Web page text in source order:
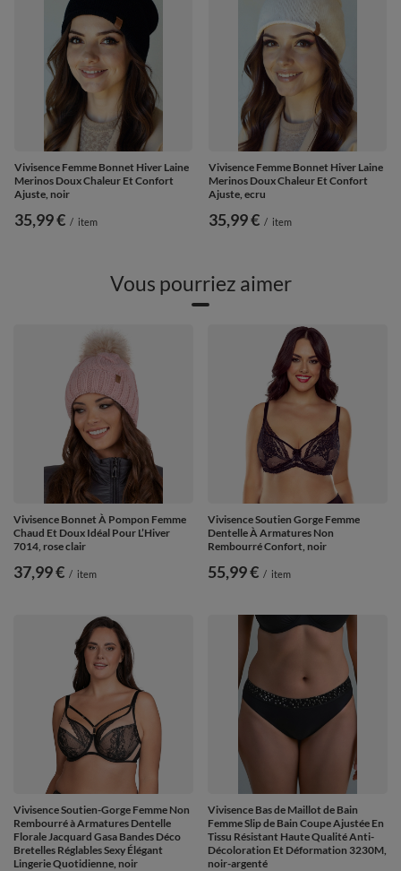
Vivisence Femme Bonnet Hiver Laine
Merinos Doux Chaleur Et Confort
Ajuste, noir
35,99 € / item
Vivisence Femme Bonnet Hiver Laine
Merinos Doux Chaleur Et Confort
Ajuste, ecru
35,99 € / item
Vous pourriez aimer
Vivisence Bonnet À Pompon Femme
Chaud Et Doux Idéal Pour L’Hiver
7014, rose clair
37,99 € / item
Vivisence Soutien Gorge Femme
Dentelle À Armatures Non
Rembourré Confort, noir
55,99 € / item
Vivisence Soutien-Gorge Femme Non
Rembourré à Armatures Dentelle
Florale Jacquard Gasa Bandes Déco
Bretelles Réglables Sexy Élégant
Lingerie Quotidienne, noir
Vivisence Bas de Maillot de Bain
Femme Slip de Bain Coupe Ajustée En
Tissu Résistant Haute Qualité Anti-
Décoloration Et Déformation 3230M,
noir-argenté